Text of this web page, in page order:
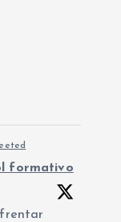
formativo